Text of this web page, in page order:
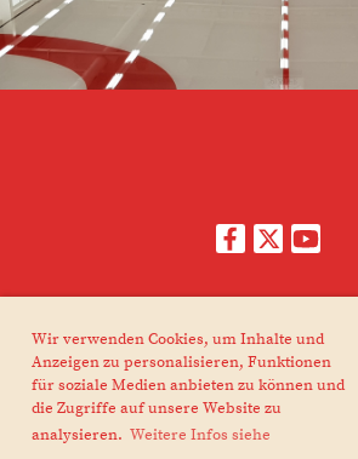
Wir verwenden Cookies, um Inhalte und
Anzeigen zu personalisieren, Funktionen
für soziale Medien anbieten zu können und
die Zugriffe auf unsere Website zu
analysieren. Weitere Infos siehe
Erstellt mit ClubDesk Vereinssoftware
Impressum